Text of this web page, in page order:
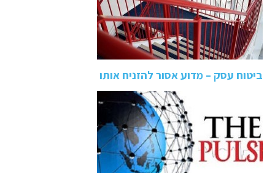
ביטוח עסק – מדוע אסור להזניח אותו